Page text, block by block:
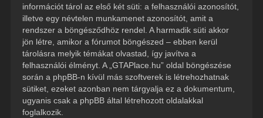
információt tárol az első két süti: a felhasználói azonosítót,
illetve egy névtelen munkamenet azonosítót, amit a
rendszer a böngésződhöz rendel. A harmadik süti akkor
jön létre, amikor a fórumot böngészed – ebben kerül
tárolásra melyik témákat olvastad, így javítva a
felhasználói élményt. A „GTAPlace.hu” oldal böngészése
során a phpBB-n kívül más szoftverek is létrehozhatnak
sütiket, ezeket azonban nem tárgyalja ez a dokumentum,
ugyanis csak a phpBB által létrehozott oldalakkal
foglalkozik.